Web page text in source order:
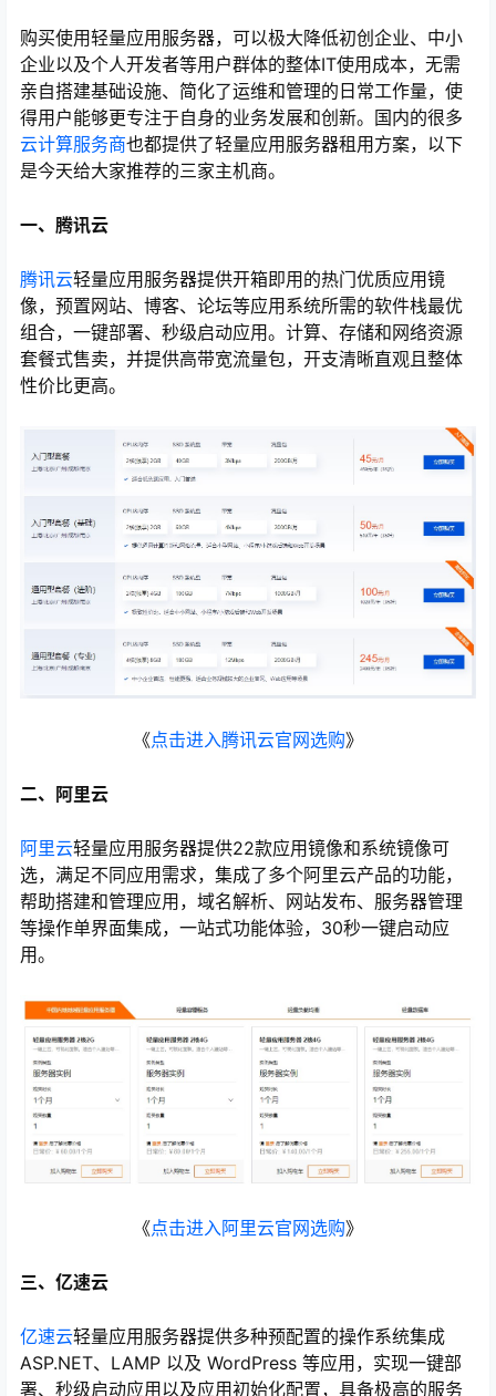
购买使用轻量应用服务器，可以极大降低初创企业、中小
企业以及个人开发者等用户群体的整体IT使用成本，无需
亲自搭建基础设施、简化了运维和管理的日常工作量，使
得用户能够更专注于自身的业务发展和创新。国内的很多
云计算服务商也都提供了轻量应用服务器租用方案，以下
是今天给大家推荐的三家主机商。
一、腾讯云
腾讯云轻量应用服务器提供开箱即用的热门优质应用镜
像，预置网站、博客、论坛等应用系统所需的软件栈最优
组合，一键部署、秒级启动应用。计算、存储和网络资源
套餐式售卖，并提供高带宽流量包，开支清晰直观且整体
性价比更高。
《点击进入腾讯云官网选购》
二、阿里云
阿里云轻量应用服务器提供22款应用镜像和系统镜像可
选，满足不同应用需求，集成了多个阿里云产品的功能，
帮助搭建和管理应用，域名解析、网站发布、服务器管理
等操作单界面集成，一站式功能体验，30秒一键启动应
用。
《点击进入阿里云官网选购》
三、亿速云
亿速云轻量应用服务器提供多种预配置的操作系统集成
ASP.NET、LAMP 以及 WordPress 等应用，实现一键部
署、秒级启动应用以及应用初始化配置，具备极高的服务